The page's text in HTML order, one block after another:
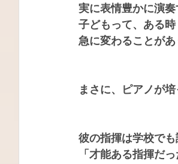
実に表情豊かに演
子どもって、ある時
急に変わることが
まさに、ピアノが
彼の指揮は学校で
「才能ある指揮だ